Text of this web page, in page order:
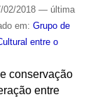
2018 — última
em: Grupo de
entre o
conservação
entre